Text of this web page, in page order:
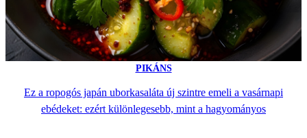
PIKÁNS
Ez a ropogós japán uborkasaláta új szintre emeli a vasárnapi
ebédeket: ezért különlegesebb, mint a hagyományos